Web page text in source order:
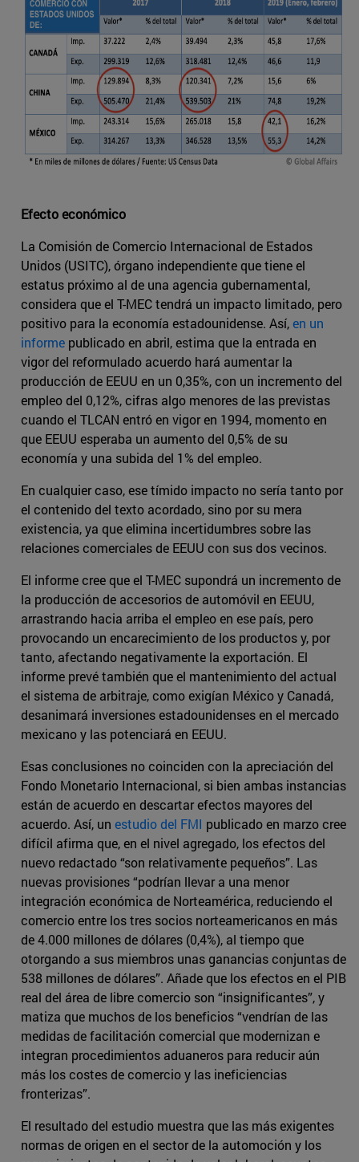
Efecto económico
La Comisión de Comercio Internacional de Estados
Unidos (USITC), órgano independiente que tiene el
estatus próximo al de una agencia gubernamental,
considera que el T-MEC tendrá un impacto limitado, pero
positivo para la economía estadounidense. Así,en un
informe publicado en abril, estima que la entrada en
vigor del reformulado acuerdo hará aumentar la
producción de EEUU en un 0,35%, con un incremento del
empleo del 0,12%, cifras algo menores de las previstas
cuando el TLCAN entró en vigor en 1994, momento en
que EEUU esperaba un aumento del 0,5% de su
economía y una subida del 1% del empleo.
En cualquier caso, ese tímido impacto no sería tanto por
el contenido del texto acordado, sino por su mera
existencia, ya que elimina incertidumbres sobre las
relaciones comerciales de EEUU con sus dos vecinos.
El informe cree que el T-MEC supondrá un incremento de
la producción de accesorios de automóvil en EEUU,
arrastrando hacia arriba el empleo en ese país, pero
provocando un encarecimiento de los productos y, por
tanto, afectando negativamente la exportación. El
informe prevé también que el mantenimiento del actual
el sistema de arbitraje, como exigían México y Canadá,
desanimará inversiones estadounidenses en el mercado
mexicano y las potenciará en EEUU.
Esas conclusiones no coinciden con la apreciación del
Fondo Monetario Internacional, si bien ambas instancias
están de acuerdo en descartar efectos mayores del
acuerdo. Así, un estudio del FMI publicado en marzo cree
difícil afirma que, en el nivel agregado, los efectos del
nuevo redactado “son relativamente pequeños”. Las
nuevas provisiones “podrían llevar a una menor
integración económica de Norteamérica, reduciendo el
comercio entre los tres socios norteamericanos en más
de 4.000 millones de dólares (0,4%), al tiempo que
otorgando a sus miembros unas ganancias conjuntas de
538 millones de dólares”. Añade que los efectos en el PIB
real del área de libre comercio son “insignificantes”, y
matiza que muchos de los beneficios “vendrían de las
medidas de facilitación comercial que modernizan e
integran procedimientos aduaneros para reducir aún
más los costes de comercio y las ineficiencias
fronterizas”.
El resultado del estudio muestra que las más exigentes
normas de origen en el sector de la automoción y los